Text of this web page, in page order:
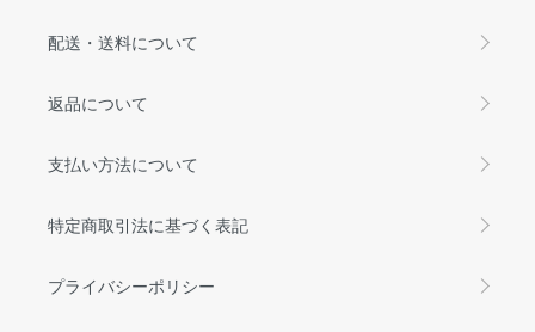
配送・送料について
返品について
支払い方法について
特定商取引法に基づく表記
プライバシーポリシー